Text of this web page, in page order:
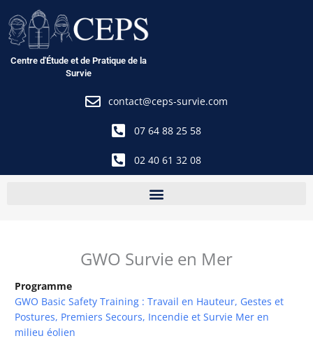
au
contenu
Centre d'Étude et de Pratique de la
Survie
contact@ceps-survie.com
07 64 88 25 58
02 40 61 32 08
GWO Survie en Mer
Programme
GWO Basic Safety Training : Travail en Hauteur, Gestes et
Postures, Premiers Secours, Incendie et Survie Mer en
milieu éolien